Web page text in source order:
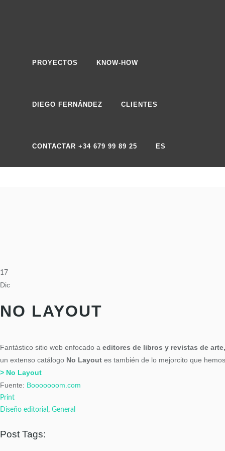
PROYECTOS KNOW-HOW
DIEGO FERNÁNDEZ CLIENTES
CONTACTAR +34 679 99 89 25 ES
17
Dic
NO LAYOUT
Fantástico sitio web enfocado a editores de libros y revistas de
un extenso catálogo No Layout es también de lo mejorcito que
> No Layout
Fuente: Booooooom.com
Print
Diseño editorial , General
Post Tags: